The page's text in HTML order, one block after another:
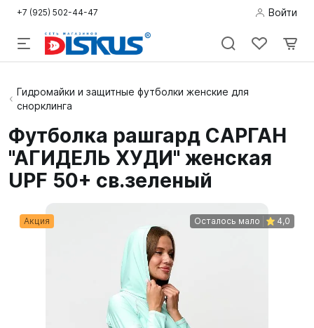
+7 (925) 502-44-47 Войти
Подводная
охота
Дайвинг
Снорклинг /
Пляж
Фридайвинг
Гидромайки и защитные футболки женские для
снорклинга
Футболка рашгард САРГАН
"АГИДЕЛЬ ХУДИ" женская
UPF 50+ св.зеленый
Акция Осталось мало 4,0